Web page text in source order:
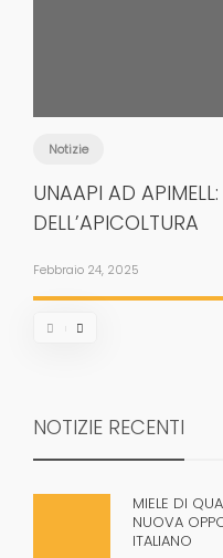
Notizie
UNAAPI AD
DELL’APICOLTURA
Febbraio 24, 2025
NOTIZIE RECENTI
MIELE DI
NUOVA
ITALIANO